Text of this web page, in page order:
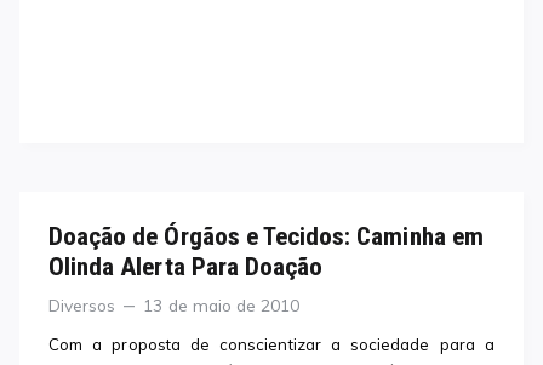
Doação de Órgãos e Tecidos: Caminha em
Olinda Alerta Para Doação
Categories
Diversos
Posted
13 de maio de 2010
Com a proposta de conscientizar a sociedade para a